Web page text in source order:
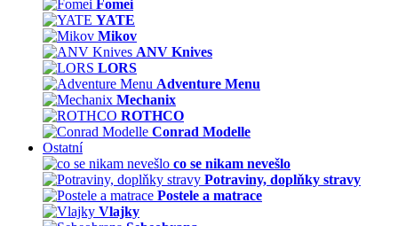
Fomei
YATE
Mikov
ANV Knives
LORS
Adventure Menu
Mechanix
ROTHCO
Conrad Modelle
Ostatní
co se nikam nevešlo
Potraviny, doplňky stravy
Postele a matrace
Vlajky